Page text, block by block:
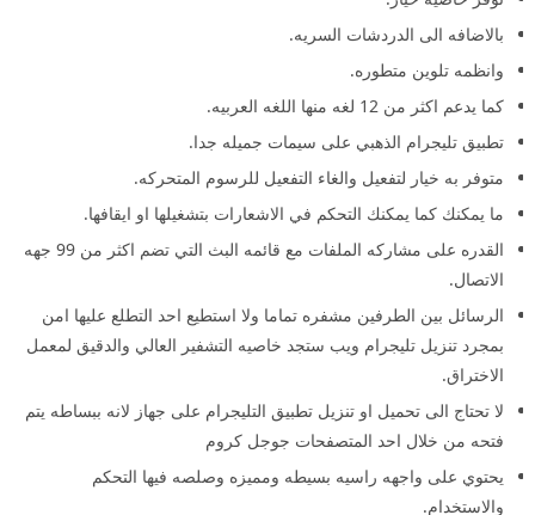
بالاضافه الى الدردشات السريه.
وانظمه تلوين متطوره.
كما يدعم اكثر من 12 لغه منها اللغه العربيه.
تطبيق تليجرام الذهبي على سيمات جميله جدا.
متوفر به خيار لتفعيل والغاء التفعيل للرسوم المتحركه.
ما يمكنك كما يمكنك التحكم في الاشعارات بتشغيلها او ايقافها.
القدره على مشاركه الملفات مع قائمه البث التي تضم اكثر من 99 جهه
الاتصال.
الرسائل بين الطرفين مشفره تماما ولا استطيع احد التطلع عليها امن
بمجرد تنزيل تليجرام ويب ستجد خاصيه التشفير العالي والدقيق لمعمل
الاختراق.
لا تحتاج الى تحميل او تنزيل تطبيق التليجرام على جهاز لانه ببساطه يتم
فتحه من خلال احد المتصفحات جوجل كروم
يحتوي على واجهه راسيه بسيطه ومميزه وصلصه فيها التحكم
والاستخدام.